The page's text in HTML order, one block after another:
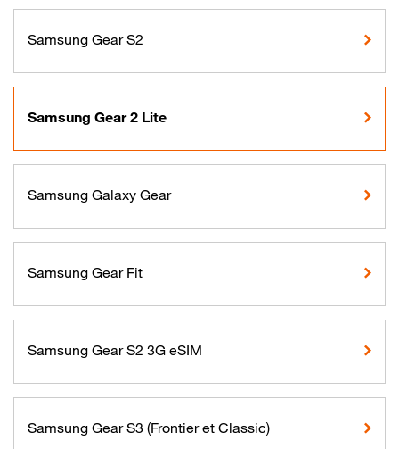
Samsung Gear S2
Samsung Gear 2 Lite
Samsung Galaxy Gear
Samsung Gear Fit
Samsung Gear S2 3G eSIM
Samsung Gear S3 (Frontier et Classic)